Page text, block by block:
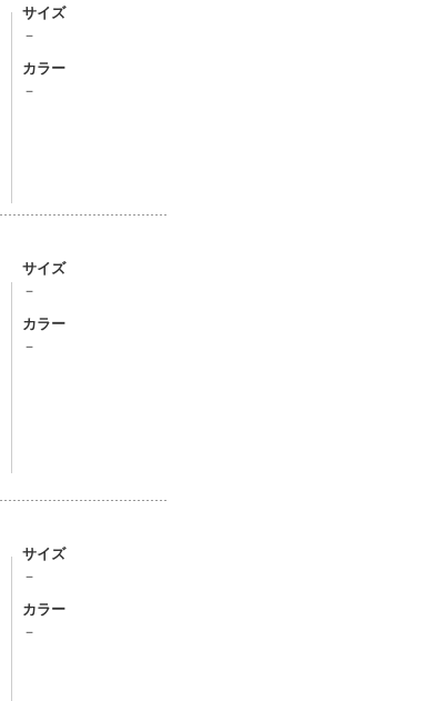
サイズ
－
カラー
－
サイズ
－
カラー
－
サイズ
－
カラー
－